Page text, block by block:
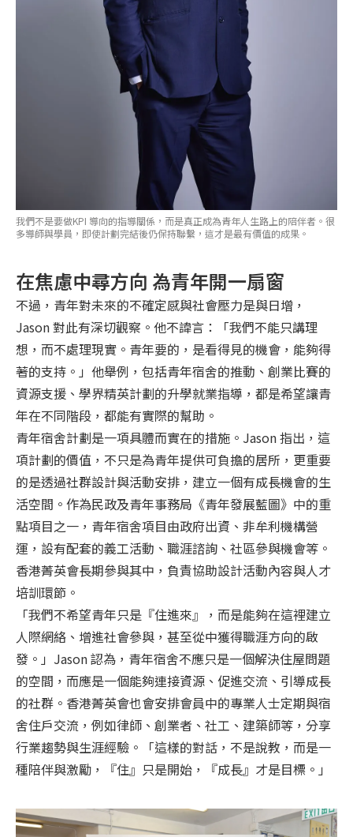
我們不是要做KPI 導向的指導關係，而是真正成為青年人生路上的陪伴者。很
多導師與學員，即使計劃完結後仍保持聯繫，這才是最有價值的成果。
在焦慮中尋方向 為青年開一扇窗
不過，青年對未來的不確定感與社會壓力是與日增，
Jason 對此有深切觀察。他不諱言：「我們不能只講理
想，而不處理現實。青年要的，是看得見的機會，能夠得
著的支持。」他舉例，包括青年宿舍的推動、創業比賽的
資源支援、學界精英計劃的升學就業指導，都是希望讓青
年在不同階段，都能有實際的幫助。
青年宿舍計劃是一項具體而實在的措施。Jason 指出，這
項計劃的價值，不只是為青年提供可負擔的居所，更重要
的是透過社群設計與活動安排，建立一個有成長機會的生
活空間。作為民政及青年事務局《青年發展藍圖》中的重
點項目之一，青年宿舍項目由政府出資、非牟利機構營
運，設有配套的義工活動、職涯諮詢、社區參與機會等。
香港菁英會長期參與其中，負責協助設計活動內容與人才
培訓環節。
「我們不希望青年只是『住進來』，而是能夠在這裡建立
人際網絡、增進社會參與，甚至從中獲得職涯方向的啟
發。」Jason 認為，青年宿舍不應只是一個解決住屋問題
的空間，而應是一個能夠連接資源、促進交流、引導成長
的社群。香港菁英會也會安排會員中的專業人士定期與宿
舍住戶交流，例如律師、創業者、社工、建築師等，分享
行業趨勢與生涯經驗。「這樣的對話，不是說教，而是一
種陪伴與激勵，『住』只是開始，『成長』才是目標。」